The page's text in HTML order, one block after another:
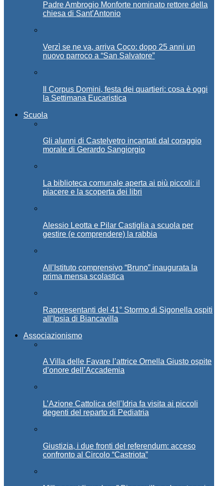
Padre Ambrogio Monforte nominato rettore della
chiesa di Sant’Antonio
Verzì se ne va, arriva Coco: dopo 25 anni un
nuovo parroco a “San Salvatore”
Il Corpus Domini, festa dei quartieri: cosa è oggi
la Settimana Eucaristica
Scuola
Gli alunni di Castelvetro incantati dal coraggio
morale di Gerardo Sangiorgio
La biblioteca comunale aperta ai più piccoli: il
piacere e la scoperta dei libri
Alessio Leotta e Pilar Castiglia a scuola per
gestire (e comprendere) la rabbia
All’Istituto comprensivo “Bruno” inaugurata la
prima mensa scolastica
Rappresentanti del 41° Stormo di Sigonella ospiti
all’Ipsia di Biancavilla
Associazionismo
A Villa delle Favare l’attrice Ornella Giusto ospite
d’onore dell’Accademia
L’Azione Cattolica dell’Idria fa visita ai piccoli
degenti del reparto di Pediatria
Giustizia, i due fronti del referendum: acceso
confronto al Circolo “Castriota”